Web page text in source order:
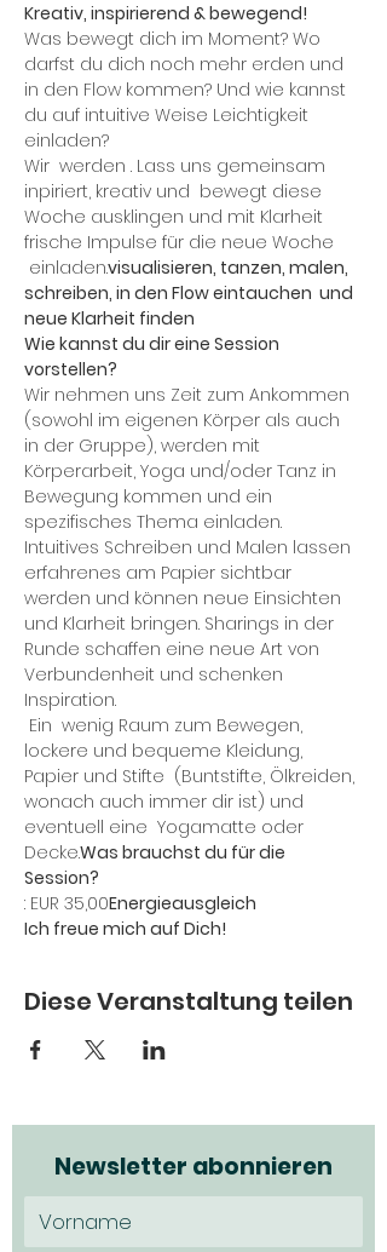
Kreativ, inspirierend & bewegend!
Was bewegt dich im Moment? Wo
darfst du dich noch mehr erden und
in den Flow kommen? Und wie kannst
du auf intuitive Weise Leichtigkeit
einladen?
Wir  werden . Lass uns gemeinsam
inpiriert, kreativ und  bewegt diese
Woche ausklingen und mit Klarheit
frische Impulse für die neue Woche
einladen.visualisieren, tanzen, malen,
schreiben, in den Flow eintauchen  und
neue Klarheit finden
Wie kannst du dir eine Session
vorstellen?
Wir nehmen uns Zeit zum Ankommen
(sowohl im eigenen Körper als auch
in der Gruppe), werden mit
Körperarbeit, Yoga und/oder Tanz in
Bewegung kommen und ein
spezifisches Thema einladen.
Intuitives Schreiben und Malen lassen
erfahrenes am Papier sichtbar
werden und können neue Einsichten
und Klarheit bringen. Sharings in der
Runde schaffen eine neue Art von
Verbundenheit und schenken
Inspiration.
lockere und bequeme Kleidung,
Papier und Stifte  (Buntstifte, Ölkreiden,
wonach auch immer dir ist) und
eventuell eine  Yogamatte oder
Decke.Was brauchst du für die
Session?
: EUR 35,00Energieausgleich
Ich freue mich auf Dich!
Diese Veranstaltung teilen
Newsletter abonnieren